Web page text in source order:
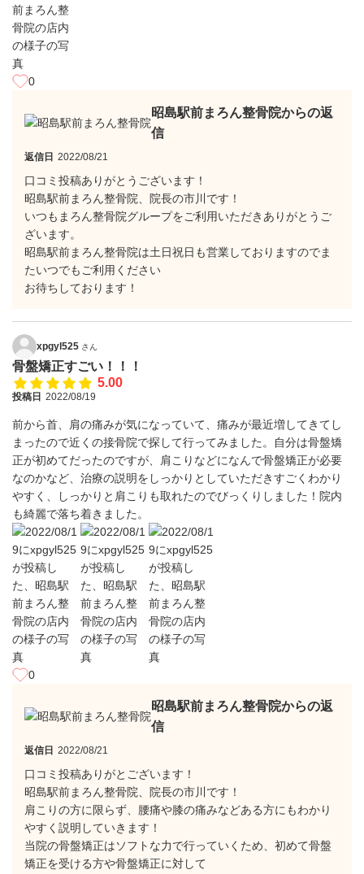
0
昭島駅前まろん整骨院からの返
信
返信日 2022/08/21
口コミ投稿ありがとうございます！
昭島駅前まろん整骨院、院長の市川です！
いつもまろん整骨院グループをご利用いただきありがとうご
ざいます。
昭島駅前まろん整骨院は土日祝日も営業しておりますのでま
たいつでもご利用ください
お待ちしております！
xpgyl525 さん
骨盤矯正すごい！！！
5.00
投稿日 2022/08/19
前から首、肩の痛みが気になっていて、痛みが最近増してきてし
まったので近くの接骨院で探して行ってみました。自分は骨盤矯
正が初めてだったのですが、肩こりなどになんで骨盤矯正が必要
なのかなど、治療の説明をしっかりとしていただきすごくわかり
やすく、しっかりと肩こりも取れたのでびっくりしました！院内
も綺麗で落ち着きました。
0
昭島駅前まろん整骨院からの返
信
返信日 2022/08/21
口コミ投稿ありがとございます！
昭島駅前まろん整骨院、院長の市川です！
肩こりの方に限らず、腰痛や膝の痛みなどある方にもわかり
やすく説明していきます！
当院の骨盤矯正はソフトな力で行っていくため、初めて骨盤
矯正を受ける方や骨盤矯正に対して